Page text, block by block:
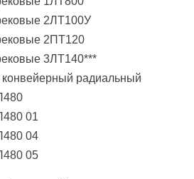
2ЛТ100У
2ПТ120
3ЛТ140***
конвейерный радиальный
01
04
05